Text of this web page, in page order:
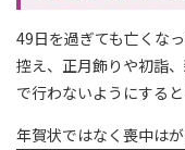
49日を過ぎても亡くな
控え、正月飾りや初詣
で行わないようにする
年賀状ではなく喪中は